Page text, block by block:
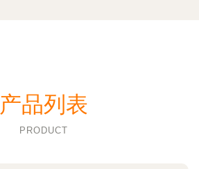
产品列表
PRODUCT